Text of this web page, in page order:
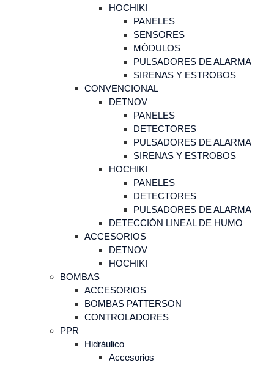
HOCHIKI
PANELES
SENSORES
MÓDULOS
PULSADORES DE ALARMA
SIRENAS Y ESTROBOS
CONVENCIONAL
DETNOV
PANELES
DETECTORES
PULSADORES DE ALARMA
SIRENAS Y ESTROBOS
HOCHIKI
PANELES
DETECTORES
PULSADORES DE ALARMA
DETECCIÓN LINEAL DE HUMO
ACCESORIOS
DETNOV
HOCHIKI
BOMBAS
ACCESORIOS
BOMBAS PATTERSON
CONTROLADORES
PPR
Hidráulico
Accesorios